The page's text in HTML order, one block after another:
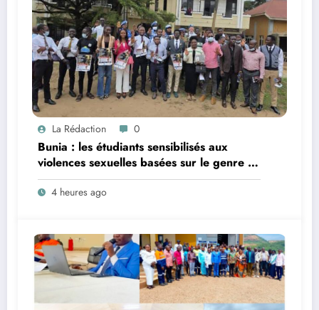
La Rédaction 0
Bunia : les étudiants sensibilisés aux
violences sexuelles basées sur le genre et
au harcèlement sexuel en milieu
universitaire
4 heures ago